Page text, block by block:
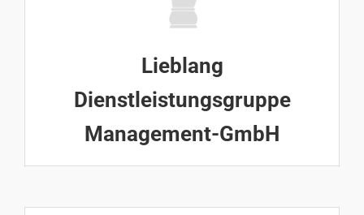
Lieblang
Dienstleistungsgruppe
Management-GmbH